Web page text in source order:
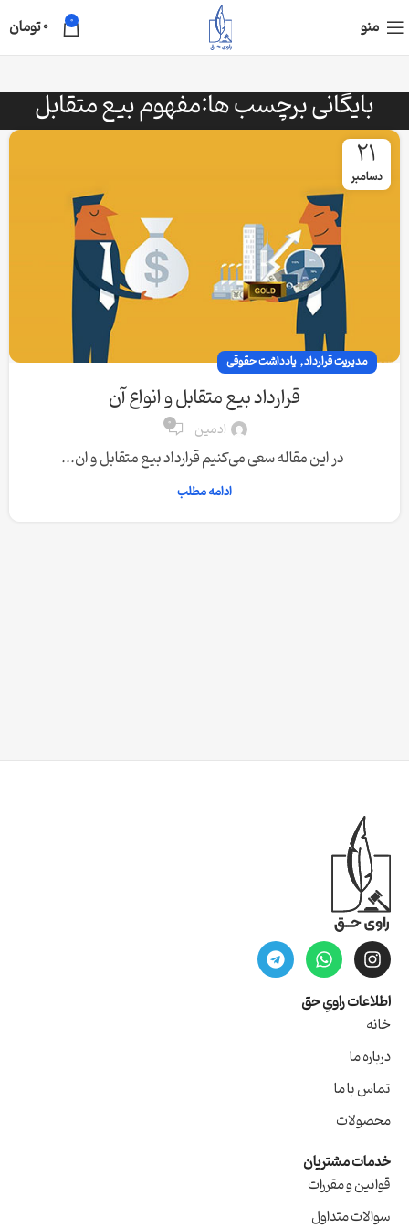
منو 0
0تومان
بایگانی برچسب ها:مفهوم بیع متقابل
21
دسامبر
مدیریت قرارداد, یادداشت حقوقی
قرارداد بیع متقابل و انواع آن
ادمین 0
در این مقاله سعی می‌کنیم قرارداد بیع متقابل و ان...
ادامه مطلب
اطلاعات راویِ حق
خانه
درباره ما
تماس با ما
محصولات
خدمات مشتریان
قوانین و مقررات
سوالات متداول